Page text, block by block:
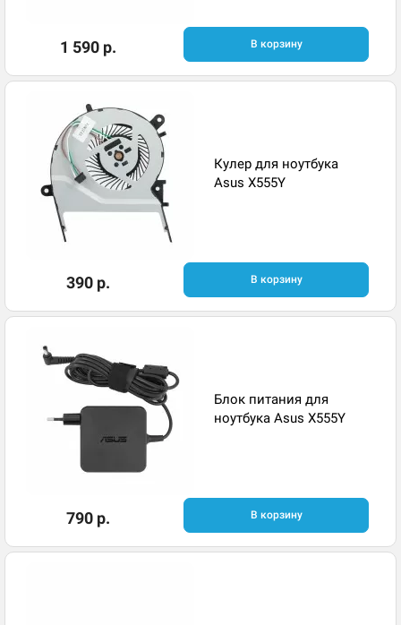
1 590 р. В корзину
Кулер для ноутбука
Asus X555Y
390 р. В корзину
Блок питания для
ноутбука Asus X555Y
790 р. В корзину